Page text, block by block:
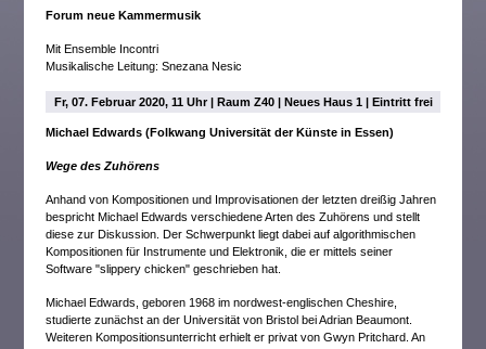
Forum neue Kammermusik
Mit Ensemble Incontri
Musikalische Leitung: Snezana Nesic
Fr, 07. Februar 2020, 11 Uhr | Raum Z40 | Neues Haus 1 | Eintritt frei
Michael Edwards (Folkwang Universität der Künste in Essen)
Wege des Zuhörens
Anhand von Kompositionen und Improvisationen der letzten dreißig Jahren
bespricht Michael Edwards verschiedene Arten des Zuhörens und stellt
diese zur Diskussion. Der Schwerpunkt liegt dabei auf algorithmischen
Kompositionen für Instrumente und Elektronik, die er mittels seiner
Software "slippery chicken" geschrieben hat.
Michael Edwards, geboren 1968 im nordwest-englischen Cheshire,
studierte zunächst an der Universität von Bristol bei Adrian Beaumont.
Weiteren Kompositionsunterricht erhielt er privat von Gwyn Pritchard. An